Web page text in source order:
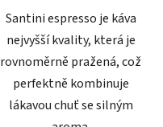
Santini espresso je káva
nejvyšší kvality, která je
rovnoměrně pražená, což
perfektně kombinuje
lákavou chuť se silným